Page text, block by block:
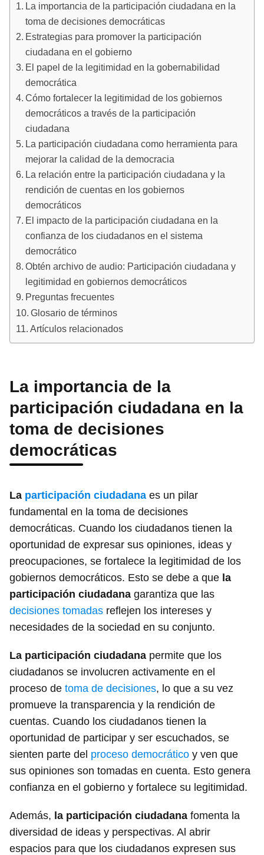
La importancia de la participación ciudadana en la
toma de decisiones democráticas
Estrategias para promover la participación
ciudadana en el gobierno
El papel de la legitimidad en la gobernabilidad
democrática
Cómo fortalecer la legitimidad de los gobiernos
democráticos a través de la participación
ciudadana
La participación ciudadana como herramienta para
mejorar la calidad de la democracia
La relación entre la participación ciudadana y la
rendición de cuentas en los gobiernos
democráticos
El impacto de la participación ciudadana en la
confianza de los ciudadanos en el sistema
democrático
Obtén archivo de audio: Participación ciudadana y
legitimidad en gobiernos democráticos
Preguntas frecuentes
Glosario de términos
Artículos relacionados
La importancia de la
participación ciudadana en la
toma de decisiones
democráticas
La participación ciudadana es un pilar
fundamental en la toma de decisiones
democráticas. Cuando los ciudadanos tienen la
oportunidad de expresar sus opiniones, ideas y
preocupaciones, se fortalece la legitimidad de los
gobiernos democráticos. Esto se debe a que la
participación ciudadana garantiza que las
decisiones tomadas reflejen los intereses y
necesidades de la sociedad en su conjunto.
La participación ciudadana permite que los
ciudadanos se involucren activamente en el
proceso de toma de decisiones, lo que a su vez
promueve la transparencia y la rendición de
cuentas. Cuando los ciudadanos tienen la
oportunidad de participar y ser escuchados, se
sienten parte del proceso democrático y ven que
sus opiniones son tomadas en cuenta. Esto genera
confianza en el gobierno y fortalece su legitimidad.
Además, la participación ciudadana fomenta la
diversidad de ideas y perspectivas. Al abrir
espacios para que los ciudadanos expresen sus